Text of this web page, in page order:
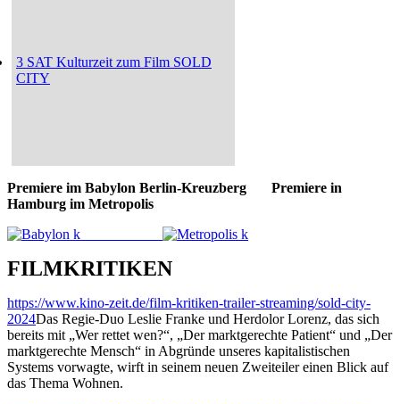
3 SAT Kulturzeit zum Film SOLD
CITY
Premiere im Babylon Berlin-Kreuzberg
Premiere in
Hamburg im Metropolis
FILMKRITIKEN
https://www.kino-zeit.de/film-kritiken-trailer-streaming/sold-city-
2024Das Regie-Duo Leslie Franke und Herdolor Lorenz, das sich
bereits mit „Wer rettet wen?“, „Der marktgerechte Patient“ und „Der
marktgerechte Mensch“ in Abgründe unseres kapitalistischen
Systems vorwagte, wirft in seinem neuen Zweiteiler einen Blick auf
das Thema Wohnen.